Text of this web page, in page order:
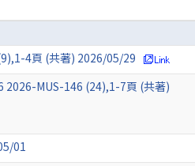
4頁 (共著) 2026/05/29
2026-MUS-146 (24),1-7頁 (共著)
01